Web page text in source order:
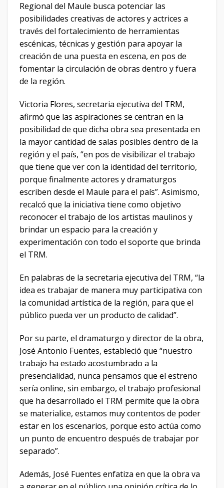
Regional del Maule busca potenciar las
posibilidades creativas de actores y actrices a
través del fortalecimiento de herramientas
escénicas, técnicas y gestión para apoyar la
creación de una puesta en escena, en pos de
fomentar la circulación de obras dentro y fuera
de la región.
Victoria Flores, secretaria ejecutiva del TRM,
afirmó que las aspiraciones se centran en la
posibilidad de que dicha obra sea presentada en
la mayor cantidad de salas posibles dentro de la
región y el país, “en pos de visibilizar el trabajo
que tiene que ver con la identidad del territorio,
porque finalmente actores y dramaturgos
escriben desde el Maule para el país”. Asimismo,
recalcó que la iniciativa tiene como objetivo
reconocer el trabajo de los artistas maulinos y
brindar un espacio para la creación y
experimentación con todo el soporte que brinda
el TRM.
En palabras de la secretaria ejecutiva del TRM, “la
idea es trabajar de manera muy participativa con
la comunidad artística de la región, para que el
público pueda ver un producto de calidad”.
Por su parte, el dramaturgo y director de la obra,
José Antonio Fuentes, estableció que “nuestro
trabajo ha estado acostumbrado a la
presencialidad, nunca pensamos que el estreno
sería online, sin embargo, el trabajo profesional
que ha desarrollado el TRM permite que la obra
se materialice, estamos muy contentos de poder
estar en los escenarios, porque esto actúa como
un punto de encuentro después de trabajar por
separado”.
Además, José Fuentes enfatiza en que la obra va